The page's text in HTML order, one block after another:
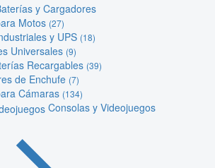
y Cargadores
Motos (27)
y UPS (18)
Universales (9)
Recargables (39)
de Enchufe (7)
Cámaras (134)
Consolas y Videojuegos